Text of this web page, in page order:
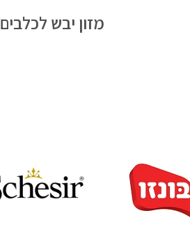
מזון יבש לכלבים